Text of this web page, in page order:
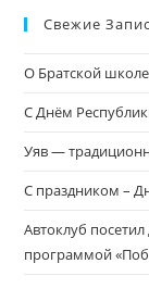
Свежие
О Братской
С Днём
Уяв —
С праздником –
Автоклуб
программой